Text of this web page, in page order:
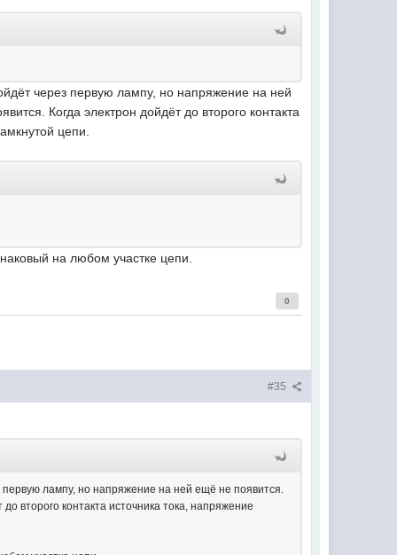
через первую лампу, но напряжение на ней
Когда электрон дойдёт до второго контакта
цепи.
на любом участке цепи.
0
#35
первую лампу, но напряжение на ней ещё не появится.
второго контакта источника тока, напряжение